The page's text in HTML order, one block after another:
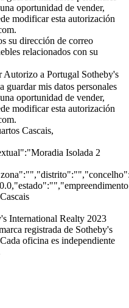
oportunidad de vender,
modificar esta autorización
su dirección de correo
relacionados con su
Autorizo a Portugal Sotheby's
guardar mis datos personales
oportunidad de vender,
modificar esta autorización
Cascais,
Isolada 2
2023
registrada de Sotheby's
oficina es independiente